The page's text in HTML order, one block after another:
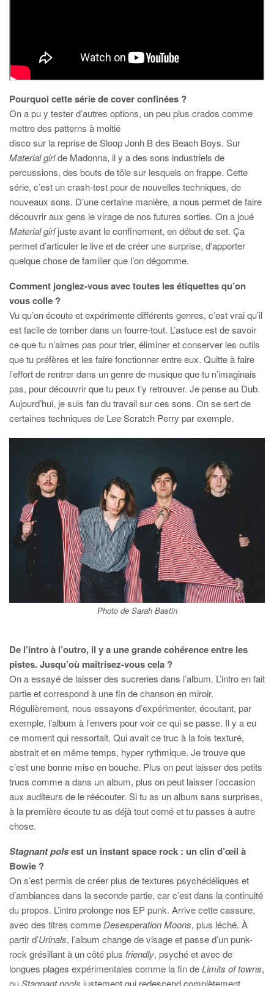
Pourquoi cette série de cover confinées ?
On a pu y tester d’autres options, un peu plus crados comme
mettre des patterns à moitié
disco sur la reprise de Sloop Jonh B des Beach Boys. Sur
Material girlde Madonna, il y a des sons industriels de
percussions, des bouts de tôle sur lesquels on frappe. Cette
série, c’est un crash-test pour de nouvelles techniques, de
nouveaux sons. D’une certaine manière, a nous permet de faire
découvrir aux gens le virage de nos futures sorties. On a joué
Material girljuste avant le confinement, en début de set. Ça
permet d’articuler le live et de créer une surprise, d’apporter
quelque chose de familier que l’on dégomme.
Comment jonglez-vous avec toutes les étiquettes qu’on
vous colle ?
Vu qu’on écoute et expérimente différents genres, c’est vrai qu’il
est facile de tomber dans un fourre-tout. L’astuce est de savoir
ce que tu n’aimes pas pour trier, éliminer et conserver les outils
que tu préfères et les faire fonctionner entre eux. Quitte à faire
l’effort de rentrer dans un genre de musique que tu n’imaginais
pas, pour découvrir que tu peux t’y retrouver. Je pense au Dub.
Aujourd’hui, je suis fan du travail sur ces sons. On se sert de
certaines techniques de Lee Scratch Perry par exemple.
Photo de Sarah Bastin
De l’intro à l’outro, il y a une grande cohérence entre les
pistes. Jusqu’où maîtrisez-vous cela ?
On a essayé de laisser des sucreries dans l’album. L’intro en fait
partie et correspond à une fin de chanson en miroir.
Régulièrement, nous essayons d’expérimenter, écoutant, par
exemple, l’album à l’envers pour voir ce qui se passe. Il y a eu
ce moment qui ressortait. Qui avait ce truc à la fois texturé,
abstrait et en même temps, hyper rythmique. Je trouve que
c’est une bonne mise en bouche. Plus on peut laisser des petits
trucs comme a dans un album, plus on peut laisser l’occasion
aux auditeurs de le réécouter. Si tu as un album sans surprises,
à la première écoute tu as déjà tout cerné et tu passes à autre
chose.
Stagnant polsest un instant space rock : un clin d’œil à
Bowie ?
On s’est permis de créer plus de textures psychédéliques et
d’ambiances dans la seconde partie, car c’est dans la continuité
du propos. L’intro prolonge nos EP punk. Arrive cette cassure,
avec des titres commeDesesperation Moons, plus léché. À
partir d’Urinals, l’album change de visage et passe d’un punk-
rock grésillant à un côté plus friendly, psyché et avec de
longues plages expérimentales comme la fin deLimits of towns,